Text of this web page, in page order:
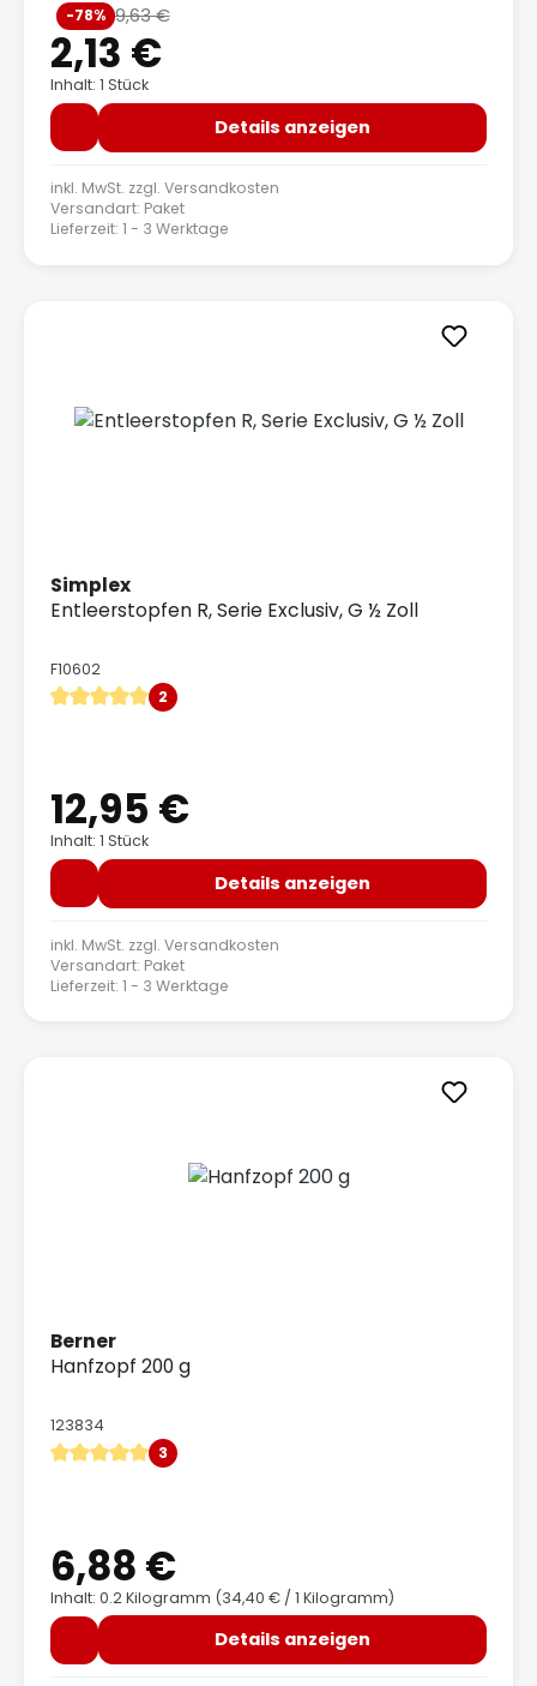
Verkaufspreis:
2,13 €
Regulärer Preis:
9,63 €
-78%
Inhalt: 1 Stück
Details anzeigen
inkl. MwSt. zzgl. Versandkosten
Versandart: Paket
Lieferzeit: 1 - 3 Werktage
Simplex
Entleerstopfen R, Serie Exclusiv, G ½ Zoll
F10602
Durchschnittliche Bewertung von 5 von 5 Sternen
2
Regulärer Preis:
12,95 €
Inhalt: 1 Stück
Details anzeigen
inkl. MwSt. zzgl. Versandkosten
Versandart: Paket
Lieferzeit: 1 - 3 Werktage
Berner
Hanfzopf 200 g
123834
Durchschnittliche Bewertung von 5 von 5 Sternen
3
Regulärer Preis:
6,88 €
Inhalt: 0.2 Kilogramm (34,40 € / 1 Kilogramm)
Details anzeigen